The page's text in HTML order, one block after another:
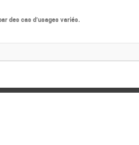
des cas d’usages variés.